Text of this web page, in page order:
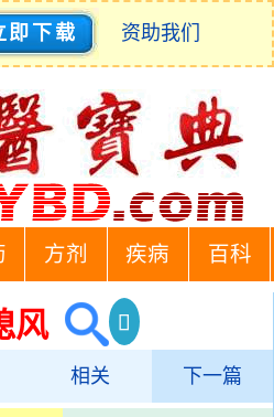
即下载 资助我们
方剂 疾病 百科
风
相关 下一篇